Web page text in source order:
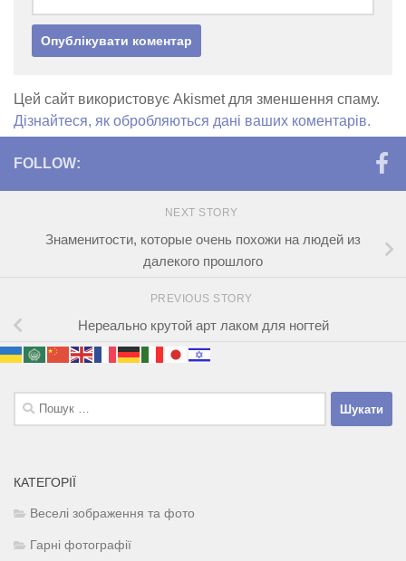
Цей сайт використовує Akismet для зменшення спаму.
Дізнайтеся, як обробляються дані ваших коментарів.
FOLLOW:
NEXT STORY
Знаменитости, которые очень похожи на людей из
далекого прошлого
PREVIOUS STORY
Нереально крутой арт лаком для ногтей
Пошук:
КАТЕГОРІЇ
Веселі зображення та фото
Гарні фотографії